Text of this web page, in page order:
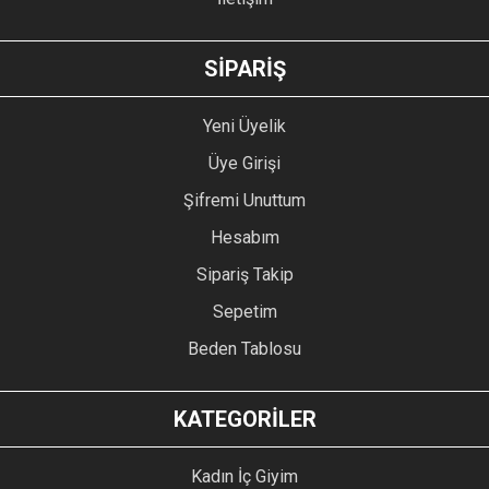
GÖNDER
SİPARİŞ
Yeni Üyelik
Üye Girişi
Şifremi Unuttum
Hesabım
Sipariş Takip
Sepetim
Beden Tablosu
KATEGORİLER
Kadın İç Giyim